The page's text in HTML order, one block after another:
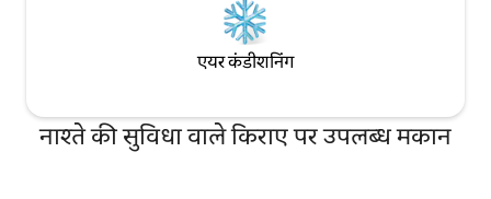
एयर कंडीशनिंग
नाश्ते की सुविधा वाले किराए पर उपलब्ध मकान